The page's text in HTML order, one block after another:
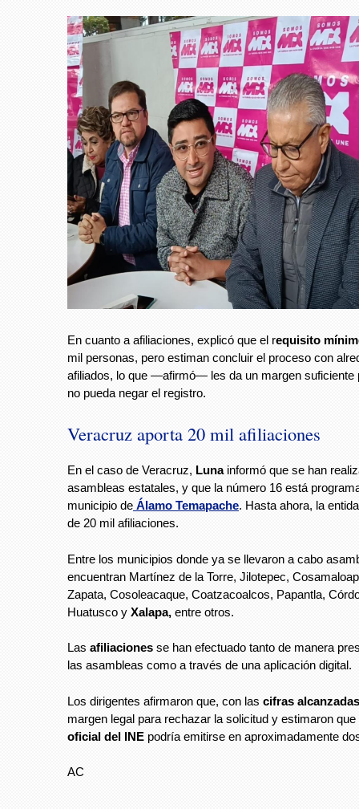
En cuanto a afiliaciones, explicó que el requisito
mil personas, pero estiman concluir el proceso con
afiliados, lo que —afirmó— les da un margen suficiente
no pueda negar el registro.
Veracruz aporta 20 mil afiliaciones
En el caso de Veracruz, Lunainformó que se han
asambleas estatales, y que la número 16 está
municipio de Álamo Temapache. Hasta ahora, la
de 20 mil afiliaciones.
Entre los municipios donde ya se llevaron a cabo
encuentran Martínez de la Torre, Jilotepec,
Zapata, Cosoleacaque, Coatzacoalcos, Papantla,
Huatusco y Xalapa, entre otros.
Las afiliaciones se han efectuado tanto de manera
las asambleas como a través de una aplicación digital.
Los dirigentes afirmaron que, con las cifras alcanzadas
margen legal para rechazar la solicitud y estimaron
oficial del INE podría emitirse en aproximadamente
AC